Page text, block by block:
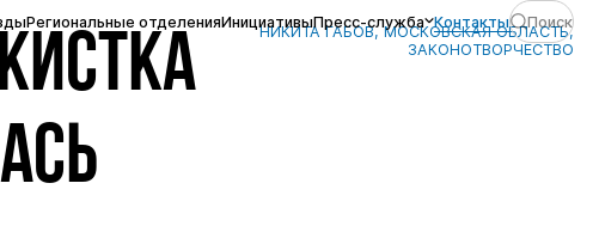
Региональные отделенияИнициативыПресс-служба Контакты Поиск
НИКИТА ГАБОВ, МОСКОВСКАЯ ОБЛАСТЬ,
ЗАКОНОТВОРЧЕСТВО